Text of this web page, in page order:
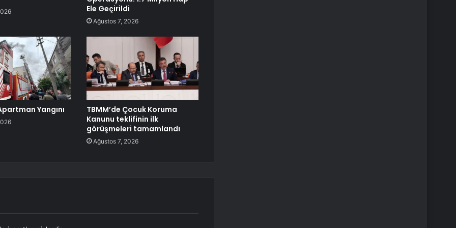
Ele Geçirildi
Ağustos 7, 2026
Yangını
TBMM’de Çocuk Koruma
Kanunu teklifinin ilk
görüşmeleri tamamlandı
Ağustos 7, 2026